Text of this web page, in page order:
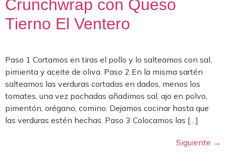
Crunchwrap con Queso
Tierno El Ventero
Paso 1 Cortamos en tiras el pollo y lo salteamos con sal,
pimienta y aceite de oliva. Paso 2 En la misma sartén
salteamos las verduras cortadas en dados, menos los
tomates, una vez pochadas añadimos sal, ajo en polvo,
pimentón, orégano, comino. Dejamos cocinar hasta que
las verduras estén hechas. Paso 3 Colocamos las […]
Siguiente →